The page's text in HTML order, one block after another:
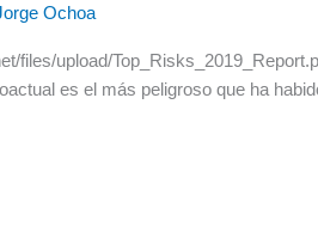
Ochoa
files/upload/
es el más peligroso que ha